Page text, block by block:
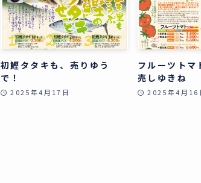
初鰹タタキも、売りゆう
で！
2025年4月17日
フルーツトマ
売しゆきね
2025年4月16